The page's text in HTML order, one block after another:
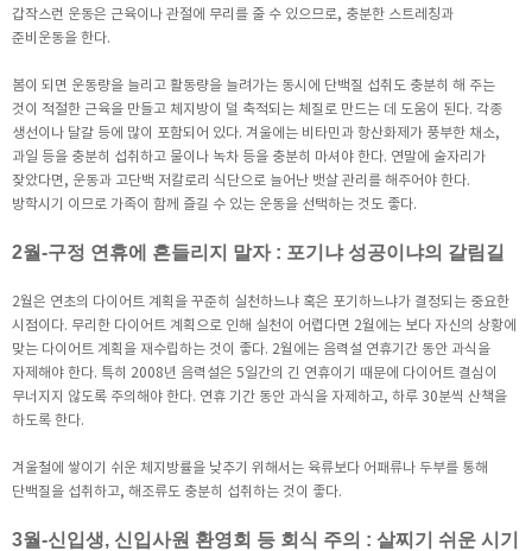
갑작스런 운동은 근육이나 관절에 무리를 줄 수 있으므로, 충분한 스트레칭과
준비운동을 한다.
봄이 되면 운동량을 늘리고 활동량을 늘려가는 동시에 단백질 섭취도 충분히 해 주는
것이 적절한 근육을 만들고 체지방이 덜 축적되는 체질로 만드는 데 도움이 된다. 각종
생선이나 달걀 등에 많이 포함되어 있다. 겨울에는 비타민과 항산화제가 풍부한 채소,
과일 등을 충분히 섭취하고 물이나 녹차 등을 충분히 마셔야 한다. 연말에 술자리가
잦았다면, 운동과 고단백 저칼로리 식단으로 늘어난 뱃살 관리를 해주어야 한다.
방학시기 이므로 가족이 함께 즐길 수 있는 운동을 선택하는 것도 좋다.
2월-구정 연휴에 흔들리지 말자 : 포기냐 성공이냐의 갈림길
2월은 연초의 다이어트 계획을 꾸준히 실천하느냐 혹은 포기하느냐가 결정되는 중요한
시점이다. 무리한 다이어트 계획으로 인해 실천이 어렵다면 2월에는 보다 자신의 상황에
맞는 다이어트 계획을 재수립하는 것이 좋다. 2월에는 음력설 연휴기간 동안 과식을
자제해야 한다. 특히 2008년 음력설은 5일간의 긴 연휴이기 때문에 다이어트 결심이
무너지지 않도록 주의해야 한다. 연휴 기간 동안 과식을 자제하고, 하루 30분씩 산책을
하도록 한다.
겨울철에 쌓이기 쉬운 체지방률을 낮추기 위해서는 육류보다 어패류나 두부를 통해
단백질을 섭취하고, 해조류도 충분히 섭취하는 것이 좋다.
3월-신입생, 신입사원 환영회 등 회식 주의 : 살찌기 쉬운 시기